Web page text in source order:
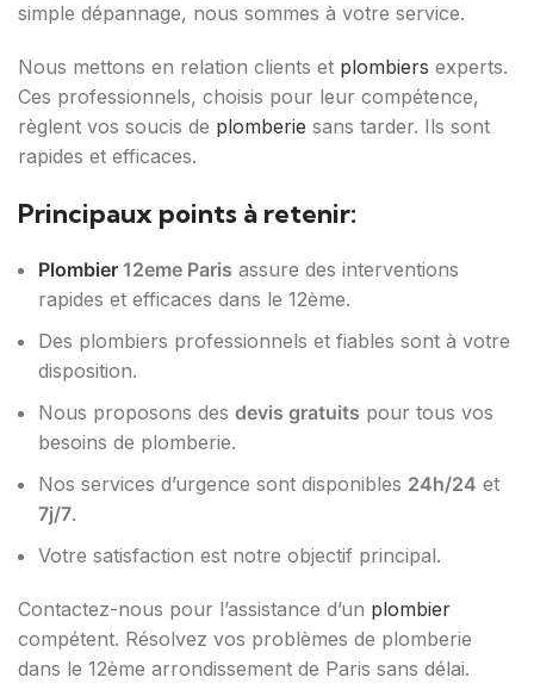
simple dépannage, nous sommes à votre service.
Nous mettons en relation clients et plombiers experts.
Ces professionnels, choisis pour leur compétence,
règlent vos soucis de plomberie sans tarder. Ils sont
rapides et efficaces.
Principaux points à retenir:
Plombier 12eme Paris assure des interventions
rapides et efficaces dans le 12ème.
Des plombiers professionnels et fiables sont à votre
disposition.
Nous proposons des devis gratuits pour tous vos
besoins de plomberie.
Nos services d’urgence sont disponibles 24h/24 et
7j/7.
Votre satisfaction est notre objectif principal.
Contactez-nous pour l’assistance d’un plombier
compétent. Résolvez vos problèmes de plomberie
dans le 12ème arrondissement de Paris sans délai.